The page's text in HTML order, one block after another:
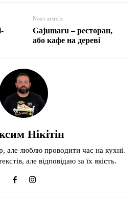
Next article
Gajumaru – ресторан,
або кафе на дереві
Нікітін
але люблю проводити час на кухні.
але відповідаю за їх якість.